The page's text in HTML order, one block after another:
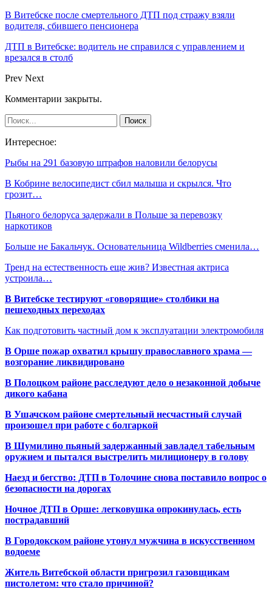
В Витебске после смертельного ДТП под стражу взяли
водителя, сбившего пенсионера
ДТП в Витебске: водитель не справился с управлением и
врезался в столб
Prev Next
Комментарии закрыты.
Интересное:
Рыбы на 291 базовую штрафов наловили белорусы
В Кобрине велосипедист сбил малыша и скрылся. Что
грозит…
Пьяного белоруса задержали в Польше за перевозку
наркотиков
Больше не Бакальчук. Основательница Wildberries сменила…
Тренд на естественность еще жив? Известная актриса
устроила…
В Витебске тестируют «говорящие» столбики на
пешеходных переходах
Как подготовить частный дом к эксплуатации электромобиля
В Орше пожар охватил крышу православного храма —
возгорание ликвидировано
В Полоцком районе расследуют дело о незаконной добыче
дикого кабана
В Ушачском районе смертельный несчастный случай
произошел при работе с болгаркой
В Шумилино пьяный задержанный завладел табельным
оружием и пытался выстрелить милиционеру в голову
Наезд и бегство: ДТП в Толочине снова поставило вопрос о
безопасности на дорогах
Ночное ДТП в Орше: легковушка опрокинулась, есть
пострадавший
В Городокском районе утонул мужчина в искусственном
водоеме
Житель Витебской области пригрозил газовщикам
пистолетом: что стало причиной?